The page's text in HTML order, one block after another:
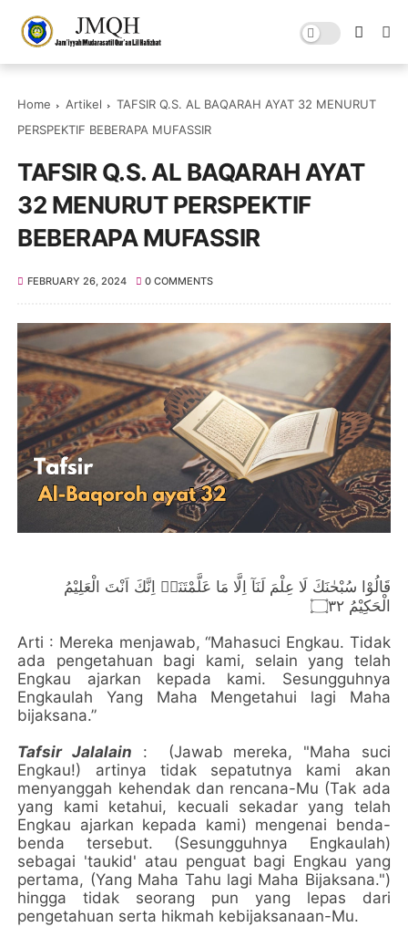
Home Artikel
TAFSIR Q.S. AL BAQARAH AYAT 32 MENURUT
PERSPEKTIF BEBERAPA MUFASSIR
TAFSIR Q.S. AL BAQARAH AYAT
32 MENURUT PERSPEKTIF
BEBERAPA MUFASSIR
FEBRUARY 26, 2024 0 COMMENTS
قَالُوْا سُبْحٰنَكَ لَا عِلْمَ لَنَآ اِلَّا مَا عَلَّمْتَنَاۗ اِنَّكَ اَنْتَ الْعَلِيْمُ
الْحَكِيْمُ ۝٣٢
Arti : Mereka menjawab, “Mahasuci Engkau. Tidak
ada pengetahuan bagi kami, selain yang telah
Engkau ajarkan kepada kami. Sesungguhnya
Engkaulah Yang Maha Mengetahui lagi Maha
bijaksana.”
Tafsir Jalalain : (Jawab mereka, "Maha suci
Engkau!) artinya tidak sepatutnya kami akan
menyanggah kehendak dan rencana-Mu (Tak ada
yang kami ketahui, kecuali sekadar yang telah
Engkau ajarkan kepada kami) mengenai benda-
benda tersebut. (Sesungguhnya Engkaulah)
sebagai 'taukid' atau penguat bagi Engkau yang
pertama, (Yang Maha Tahu lagi Maha Bijaksana.")
hingga tidak seorang pun yang lepas dari
pengetahuan serta hikmah kebijaksanaan-Mu.